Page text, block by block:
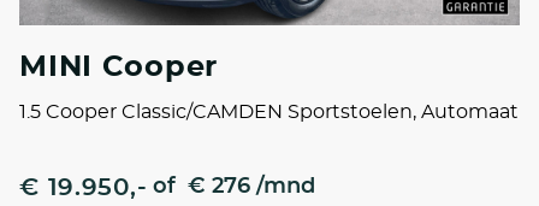
MINI Cooper
1.5 Cooper Classic/CAMDEN Sportstoelen, Automaat
€ 19.950,- of € 276 /mnd